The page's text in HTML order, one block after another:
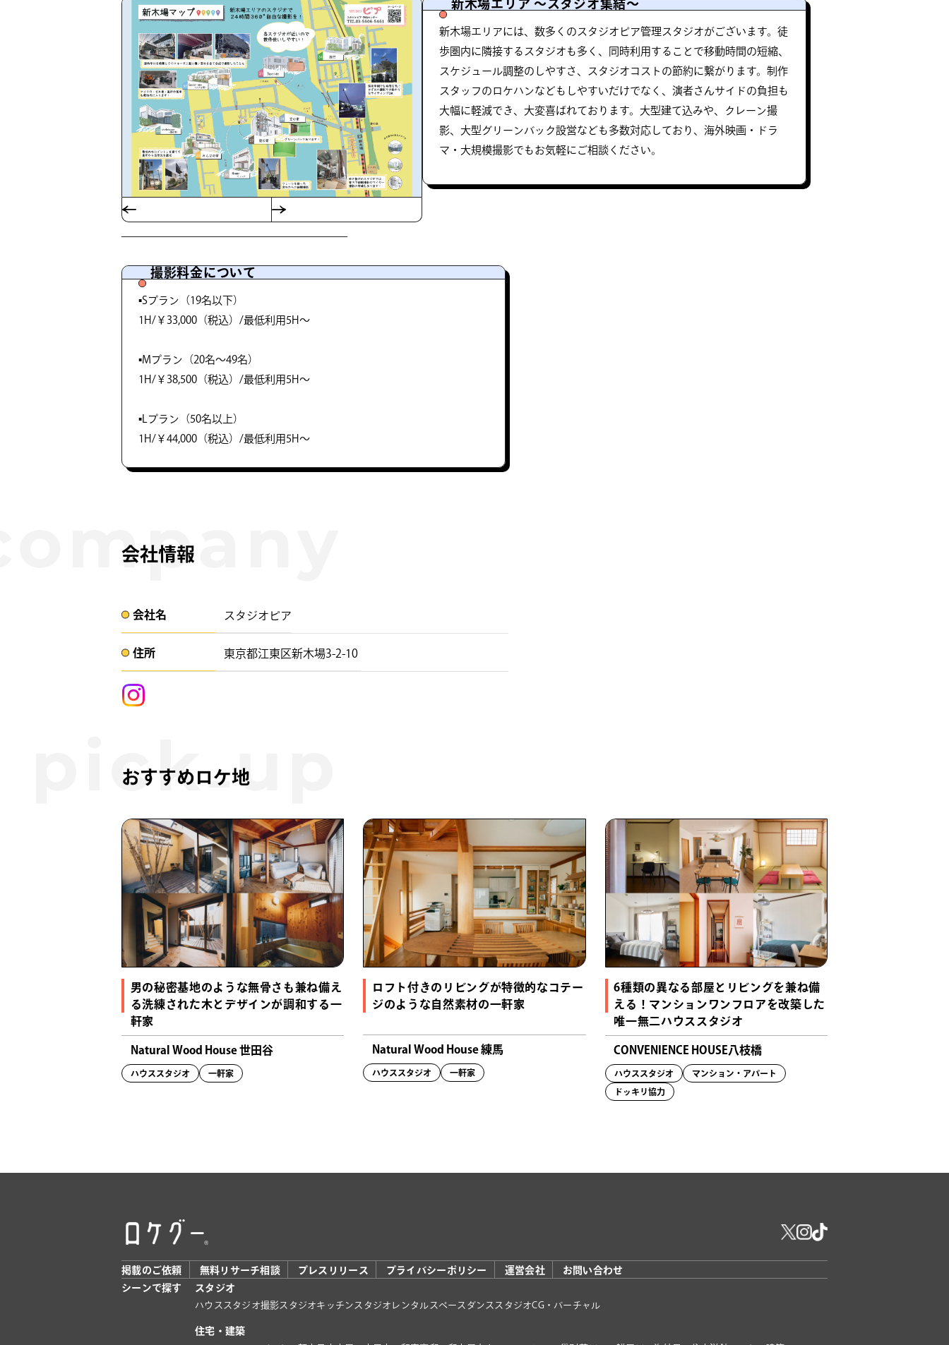
新木場エリア 〜スタジオ集結〜
新木場エリアには、数多くのスタジオピア管理スタジオがございます。徒
歩圏内に隣接するスタジオも多く、同時利用することで移動時間の短縮、
スケジュール調整のしやすさ、スタジオコストの節約に繋がります。制作
スタッフのロケハンなどもしやすいだけでなく、演者さんサイドの負担も
大幅に軽減でき、大変喜ばれております。大型建て込みや、クレーン撮
影、大型グリーンバック設営なども多数対応しており、海外映画・ドラ
マ・大規模撮影でもお気軽にご相談ください。
撮影料金について
▪️Sプラン（19名以下）
1H/￥33,000（税込）/最低利用5H～
▪️Mプラン（20名～49名）
1H/￥38,500（税込）/最低利用5H～
▪️Lプラン（50名以上）
1H/￥44,000（税込）/最低利用5H～
会社情報
会社名​ スタジオピア
住所​​ 東京都江東区新木場3-2-10 ​
おすすめロケ地
男の秘密基地のような無骨さも兼ね備え
る洗練された木とデザインが調和する一
軒家
Natural Wood House 世田谷
ハウススタジオ 一軒家
ロフト付きのリビングが特徴的なコテー
ジのような自然素材の一軒家
Natural Wood House 練馬
ハウススタジオ 一軒家
6種類の異なる部屋とリビングを兼ね備
える！マンションワンフロアを改築した
唯一無二ハウススタジオ
CONVENIENCE HOUSE八枝橋
ハウススタジオ マンション・アパート
ドッキリ協力
掲載のご依頼 無料リサーチ相談 プレスリリース プライバシーポリシー 運営会社
お問い合わせ
シーンで探す
スタジオ
ハウススタジオ撮影スタジオキッチンスタジオ レンタルスペース ダンススタジオCG・バーチャル
住宅・建築